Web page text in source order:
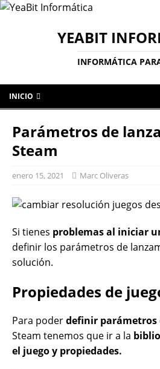
YEABIT
INFORMÁTICA
INICIO
Parámetros de
Steam
enero 15, 2021 Marc Oliveras
Si tienes problemas al iniciar
definir los parámetros de
solución.
Propiedades de
Para poderdefinir parámetros
Steam tenemos que ir a la
el juego y propiedades.